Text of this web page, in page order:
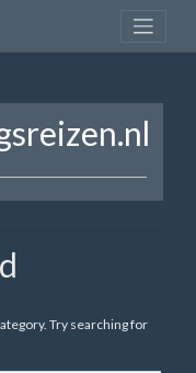
Try searching for